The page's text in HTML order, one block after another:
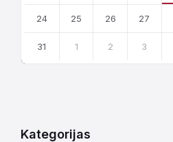
24 25 26 27
31 1 2 3
Kategorijas